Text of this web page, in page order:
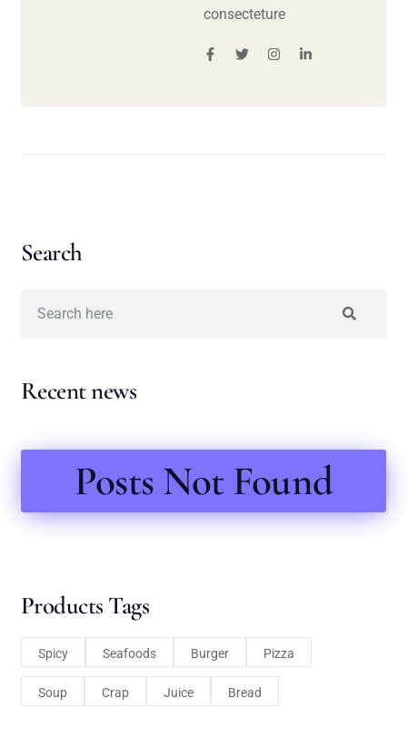
consecteture
Search
Recent news
Posts Not Found
Products Tags
Spicy Seafoods Burger Pizza
Soup Crap Juice Bread